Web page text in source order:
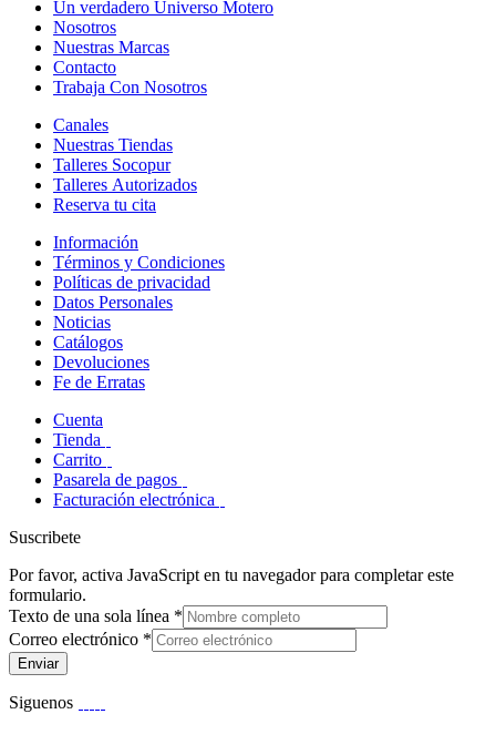
Un verdadero Universo Motero
Nosotros
Nuestras Marcas
Contacto
Trabaja Con Nosotros
Canales
Nuestras Tiendas
Talleres Socopur
Talleres Autorizados
Reserva tu cita
Información
Términos y Condiciones
Políticas de privacidad
Datos Personales
Noticias
Catálogos
Devoluciones
Fe de Erratas
Cuenta
Tienda
Carrito
Pasarela de pagos
Facturación electrónica
Suscribete
Por favor, activa JavaScript en tu navegador para completar este
formulario.
Texto de una sola línea *
Correo electrónico *
Enviar
Siguenos